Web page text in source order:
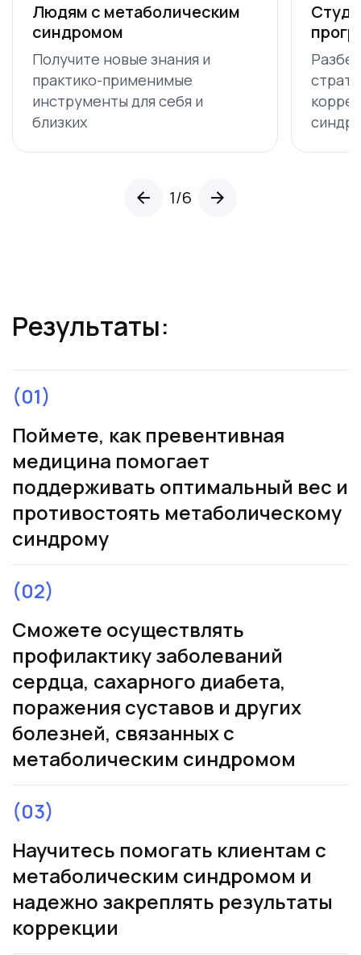
Людям с метаболическим
синдромом
Получите новые знания и
практико-применимые
инструменты для себя и
близких
1/6
Результаты:
(01)
Поймете, как превентивная
медицина помогает
поддерживать оптимальный вес и
противостоять метаболическому
синдрому
(02)
Сможете осуществлять
профилактику заболеваний
сердца, сахарного диабета,
поражения суставов и других
болезней, связанных с
метаболическим синдромом
(03)
Научитесь помогать клиентам с
метаболическим синдромом и
надежно закреплять результаты
коррекции